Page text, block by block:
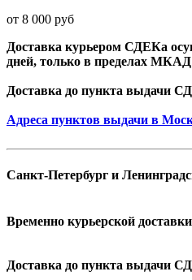
от 8 000 руб
Доставка курьером СДЕКа
дней, только в пределах
Доставка до пункта выдачи
Адреса пунктов выдачи в
Санкт-Петербург и
Временно курьерской
Доставка до пункта выдачи